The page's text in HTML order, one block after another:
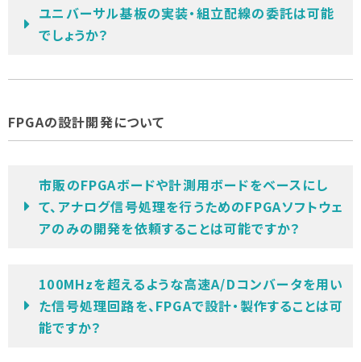
ユニバーサル基板の実装・組立配線の委託は可能
でしょうか？
FPGAの設計開発について
市販のFPGAボードや計測用ボードをベースにし
て、アナログ信号処理を行うためのFPGAソフトウェ
アのみの開発を依頼することは可能ですか？
100MHzを超えるような高速A/Dコンバータを用い
た信号処理回路を、FPGAで設計・製作することは可
能ですか？